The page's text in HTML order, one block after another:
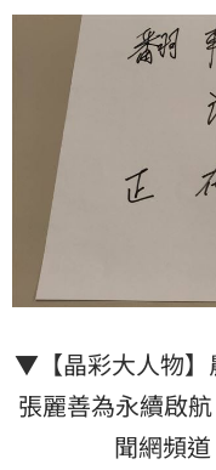
▼【晶彩大人物】
張麗善為永續啟
聞網頻道